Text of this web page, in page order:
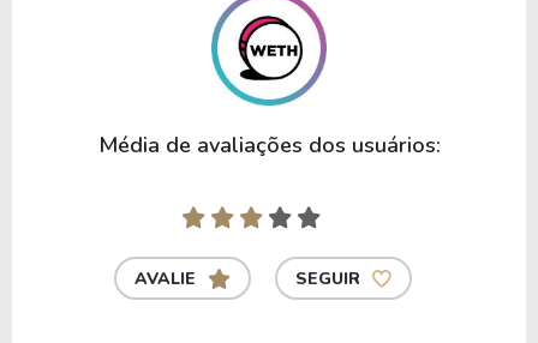
Média de avaliações dos usuários:
AVALIE SEGUIR